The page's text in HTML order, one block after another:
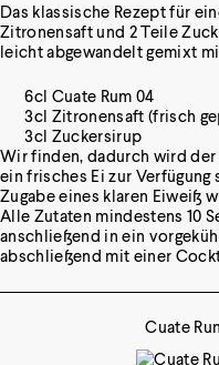
Das klassische Rezept für
Zitronensaft und 2 Teile
leicht abgewandelt gemixt
6cl Cuate Rum 04
3cl Zitronensaft (frisch
3cl Zuckersirup
Wir finden, dadurch wird
ein frisches Ei zur Verfügung
Zugabe eines klaren Eiweiß
Alle Zutaten mindestens 10
anschließend in ein
abschließend mit einer
Cuate